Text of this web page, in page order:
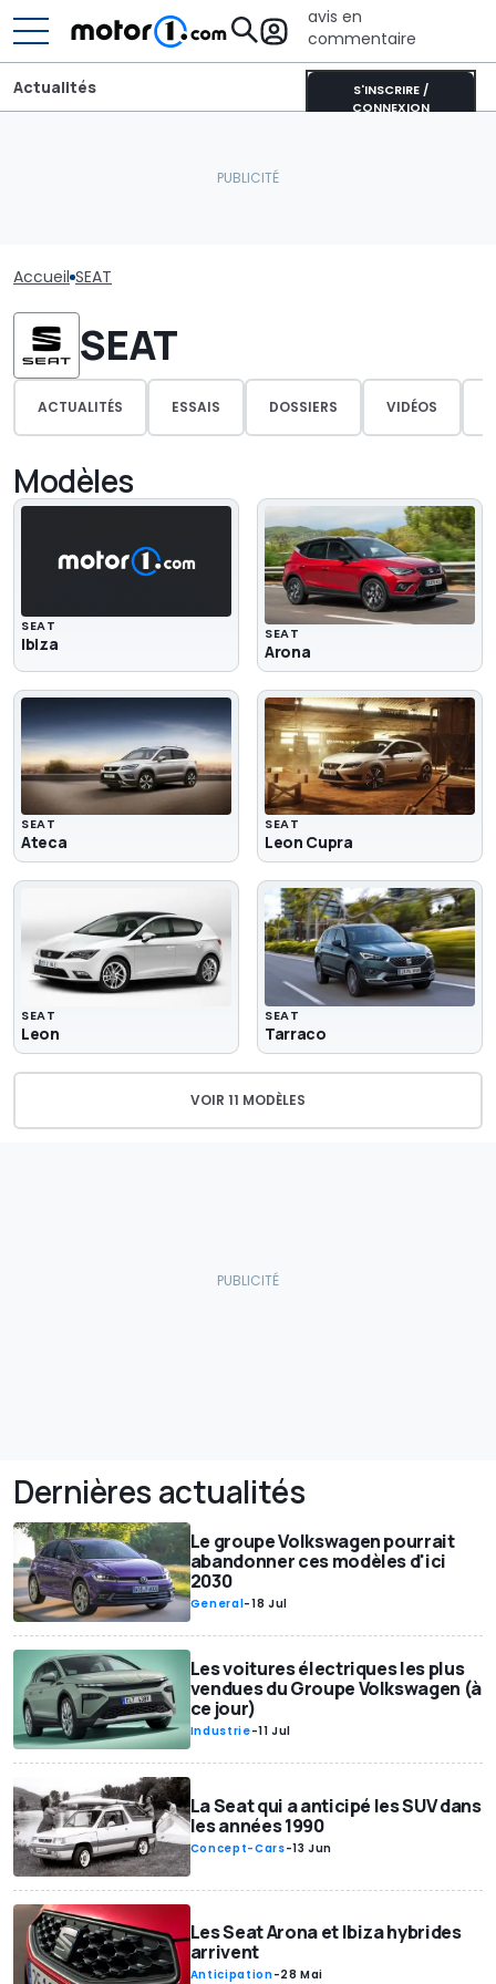
avis en
commentaire
S'INSCRIRE /
CONNEXION
Actualités
Accueil SEAT
SEAT
ACTUALITÉS ESSAIS DOSSIERS VIDÉOS
Modèles
SEAT
Ibiza SEAT
Arona
SEAT
Ateca
SEAT
Leon Cupra
SEAT
Leon
SEAT
Tarraco
VOIR 11 MODÈLES
Dernières actualités
Le groupe Volkswagen pourrait
abandonner ces modèles d'ici
2030
General-18 Jul
Les voitures électriques les plus
vendues du Groupe Volkswagen (à
ce jour)
Industrie-11 Jul
La Seat qui a anticipé les SUV dans
les années 1990
Concept-Cars-13 Jun
Les Seat Arona et Ibiza hybrides
arrivent
Anticipation-28 Mai